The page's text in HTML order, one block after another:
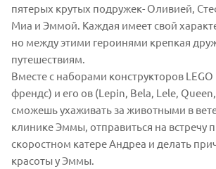
пятерых крутых подружек- Оливией,
Миа и Эммой. Каждая имеет свой
но между этими героинями крепкая
путешествиям.
Вместе с наборами конструкторов
френдс) и его ов (Lepin, Bela, Lele,
сможешь ухаживать за животными в
клинике Эммы, отправиться на встречу
скоростном катере Андреа и делать
красоты у Эммы.